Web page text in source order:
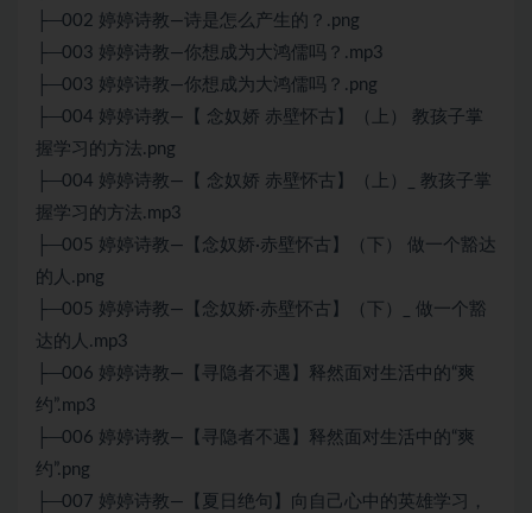
├─002 婷婷诗教—诗是怎么产生的？.png
├─003 婷婷诗教—你想成为大鸿儒吗？.mp3
├─003 婷婷诗教—你想成为大鸿儒吗？.png
├─004 婷婷诗教—【 念奴娇 赤壁怀古】（上） 教孩子掌
握学习的方法.png
├─004 婷婷诗教—【 念奴娇 赤壁怀古】（上）_ 教孩子掌
握学习的方法.mp3
├─005 婷婷诗教—【念奴娇·赤壁怀古】（下） 做一个豁达
的人.png
├─005 婷婷诗教—【念奴娇·赤壁怀古】（下）_ 做一个豁
达的人.mp3
├─006 婷婷诗教—【寻隐者不遇】释然面对生活中的“爽
约”.mp3
├─006 婷婷诗教—【寻隐者不遇】释然面对生活中的“爽
约”.png
├─007 婷婷诗教—【夏日绝句】向自己心中的英雄学习，